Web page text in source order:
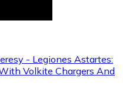
- Legiones Astartes:
Volkite Chargers And